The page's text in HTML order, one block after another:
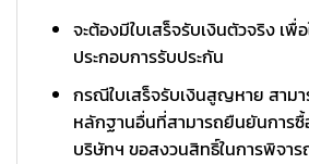
จะต้องมีใบเสร็จรับเงินตัวจริง เพื่
ประกอบการรับประกัน
กรณีใบเสร็จรับเงินสูญหาย สามา
หลักฐานอื่นที่สามารถยืนยันการซื้
บริษัทฯ ขอสงวนสิทธิ์ในการพิจาร